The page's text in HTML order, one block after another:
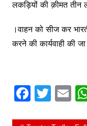
लकड़ियों की क़ीमत तीन
।वाहन को सीज कर
करने की कार्यवाही की जा
F T E